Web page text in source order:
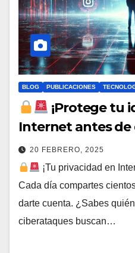
BLOG PUBLICACIONES
¡Protege tu
Internet antes de
20 FEBRERO, 2025
¡Tu privacidad en
Cada día compartes
darte cuenta. ¿Sabes
ciberataques buscan…